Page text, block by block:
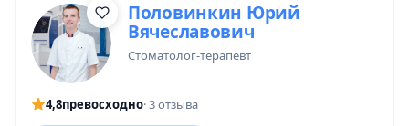
Половинкин Юрий
Вячеславович
стоматолог-терапевт
4,8превосходно· 3 отзыва